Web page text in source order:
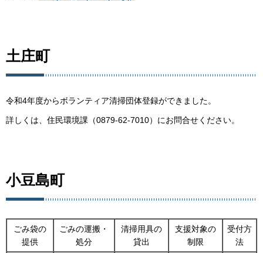
土庄町
令和4年度からボランティア清掃団体登録ができました。
詳しくは、住民環境課（0879-62-7010）にお問合せください。
小豆島町
ごみ袋の
提供
ごみの運搬・
処分
清掃用具の
貸出
支援対象の
制限
受付方
法